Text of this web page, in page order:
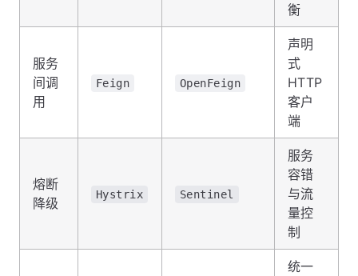
衡
服务
间调
用
Feign OpenFeign
声明
式
HTTP
客户
端
熔断
降级
Hystrix Sentinel
服务
容错
与流
量控
制
统一